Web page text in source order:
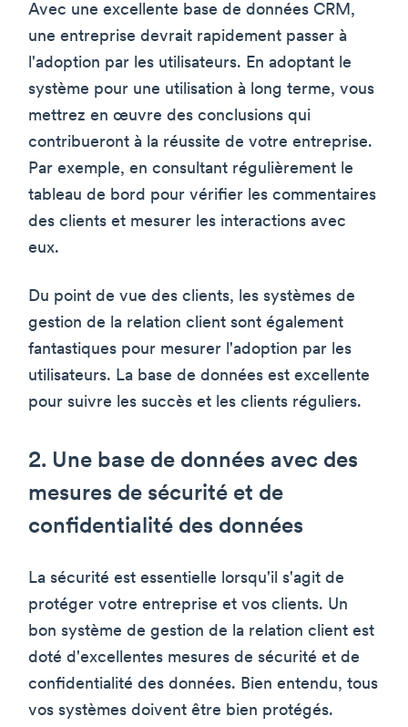
Avec une excellente base de données CRM,
une entreprise devrait rapidement passer à
l'adoption par les utilisateurs. En adoptant le
système pour une utilisation à long terme, vous
mettrez en œuvre des conclusions qui
contribueront à la réussite de votre entreprise.
Par exemple, en consultant régulièrement le
tableau de bord pour vérifier les commentaires
des clients et mesurer les interactions avec
eux.
Du point de vue des clients, les systèmes de
gestion de la relation client sont également
fantastiques pour mesurer l'adoption par les
utilisateurs. La base de données est excellente
pour suivre les succès et les clients réguliers.
2. Une base de données avec des
mesures de sécurité et de
confidentialité des données
La sécurité est essentielle lorsqu'il s'agit de
protéger votre entreprise et vos clients. Un
bon système de gestion de la relation client est
doté d'excellentes mesures de sécurité et de
confidentialité des données. Bien entendu, tous
vos systèmes doivent être bien protégés.